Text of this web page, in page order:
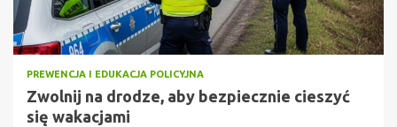
PREWENCJA I EDUKACJA POLICYJNA
Zwolnij na drodze, aby bezpiecznie cieszyć
się wakacjami